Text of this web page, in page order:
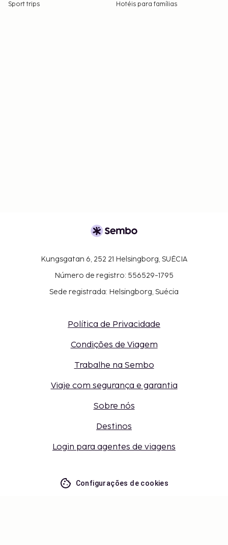
Sport trips Hotéis para famílias
Kungsgatan 6, 252 21 Helsingborg, SUÉCIA
Número de registro: 556529-1795
Sede registrada: Helsingborg, Suécia
Política de Privacidade
Condições de Viagem
Trabalhe na Sembo
Viaje com segurança e garantia
Sobre nós
Destinos
Login para agentes de viagens
Configurações de cookies